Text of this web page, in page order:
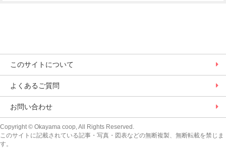
このサイトについて
よくあるご質問
お問い合わせ
Copyright© Okayama coop, All Rights Reserved.
このサイトに記載されている記事・写真・図表などの無断複製、無断転載を禁じま
す。